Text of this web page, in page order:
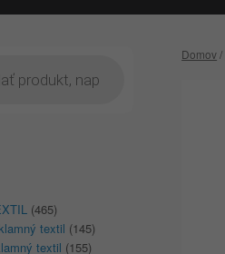
Domov/
(465)
textil (145)
textil (155)